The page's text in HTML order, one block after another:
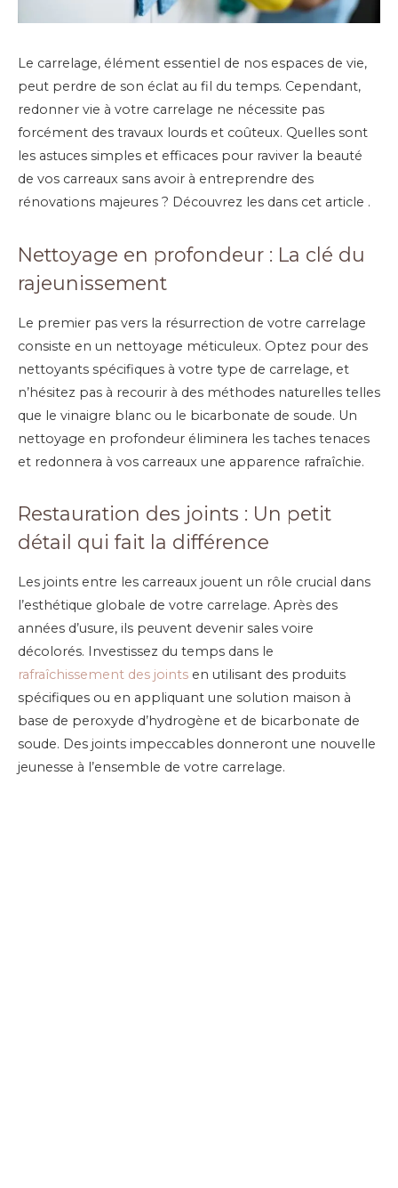
Le carrelage, élément essentiel de nos espaces de vie,
peut perdre de son éclat au fil du temps. Cependant,
redonner vie à votre carrelage ne nécessite pas
forcément des travaux lourds et coûteux. Quelles sont
les astuces simples et efficaces pour raviver la beauté
de vos carreaux sans avoir à entreprendre des
rénovations majeures ? Découvrez les dans cet article .
Nettoyage en profondeur : La clé du
rajeunissement
Le premier pas vers la résurrection de votre carrelage
consiste en un nettoyage méticuleux. Optez pour des
nettoyants spécifiques à votre type de carrelage, et
n’hésitez pas à recourir à des méthodes naturelles telles
que le vinaigre blanc ou le bicarbonate de soude. Un
nettoyage en profondeur éliminera les taches tenaces
et redonnera à vos carreaux une apparence rafraîchie.
Restauration des joints : Un petit
détail qui fait la différence
Les joints entre les carreaux jouent un rôle crucial dans
l’esthétique globale de votre carrelage. Après des
années d’usure, ils peuvent devenir sales voire
décolorés. Investissez du temps dans le
rafraîchissement des joints en utilisant des produits
spécifiques ou en appliquant une solution maison à
base de peroxyde d’hydrogène et de bicarbonate de
soude. Des joints impeccables donneront une nouvelle
jeunesse à l’ensemble de votre carrelage.